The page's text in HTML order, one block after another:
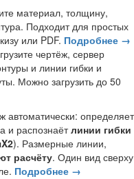
материал, толщину,
Подходит для простых
или PDF. Подробнее →
чертёж, сервер
и линии гибки и
Можно загрузить до 50
автоматически: определяет
и распознаётлинии гибки
). Размерные линии,
расчёту. Один вид сверху
Подробнее →